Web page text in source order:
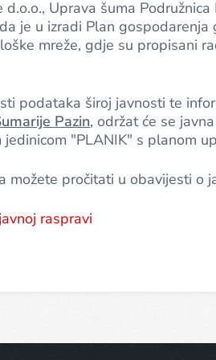
d.o.o., Uprava šuma
je u izradi Plan
mreže, gdje su propisani
podataka široj javnosti te
Pazin, održat će se
"PLANIK" s planom
možete pročitati u obavijesti o
raspravi